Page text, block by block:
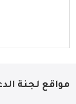
مواقع لجنة